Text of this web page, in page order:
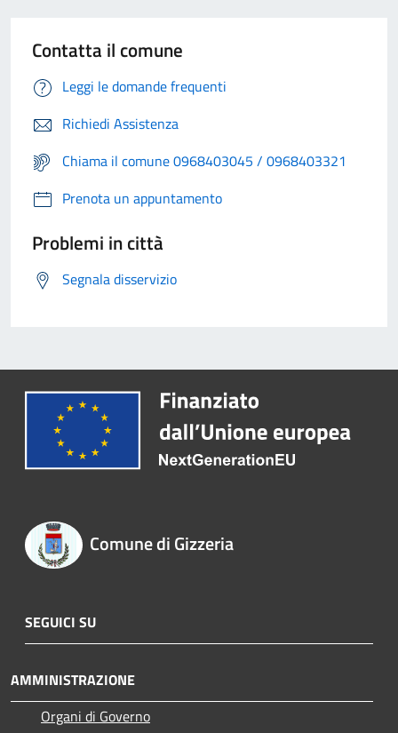
Contatta il comune
Leggi le domande frequenti
Richiedi Assistenza
Chiama il comune 0968403045 / 0968403321
Prenota un appuntamento
Problemi in città
Segnala disservizio
Comune di Gizzeria
SEGUICI SU
AMMINISTRAZIONE
Organi di Governo